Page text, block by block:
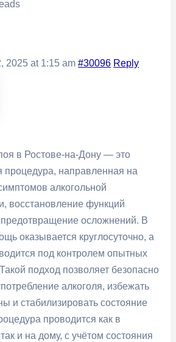
2025 at 1:15 am #30096 Reply
в Ростове-на-Дону — это
процедура, направленная на
алкогольной
восстановление функций
осложнений. В
оказывается круглосуточно, а
под контролем опытных
подход позволяет безопасно
алкоголя, избежать
и стабилизировать состояние
проводится как в
и на дому, с учётом состояния